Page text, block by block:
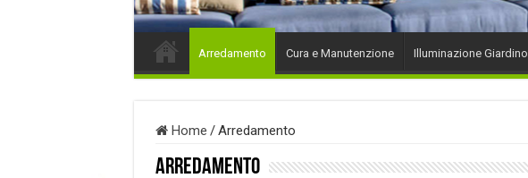
Arredamento Cura e Manutenzione Illuminazione Giardino
Home /Arredamento
Arredamento